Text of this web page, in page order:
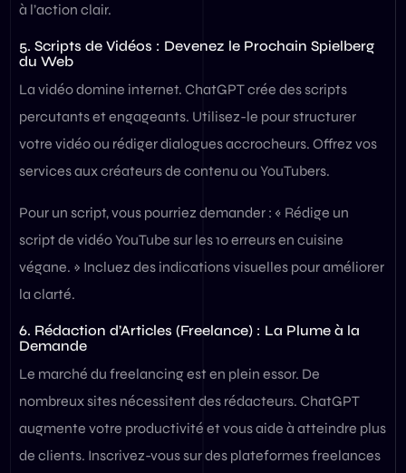
à l’action clair.
5. Scripts de Vidéos : Devenez le Prochain Spielberg
du Web
La vidéo domine internet. ChatGPT crée des scripts
percutants et engageants. Utilisez-le pour structurer
votre vidéo ou rédiger dialogues accrocheurs. Offrez vos
services aux créateurs de contenu ou YouTubers.
Pour un script, vous pourriez demander : « Rédige un
script de vidéo YouTube sur les 10 erreurs en cuisine
végane. » Incluez des indications visuelles pour améliorer
la clarté.
6. Rédaction d’Articles (Freelance) : La Plume à la
Demande
Le marché du freelancing est en plein essor. De
nombreux sites nécessitent des rédacteurs. ChatGPT
augmente votre productivité et vous aide à atteindre plus
de clients. Inscrivez-vous sur des plateformes freelances